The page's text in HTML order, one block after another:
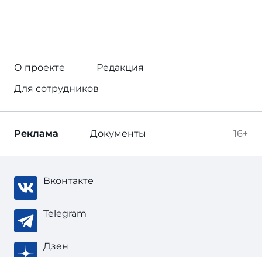
О проекте
Редакция
Для сотрудников
16+
Реклама Документы
Вконтакте
Telegram
Дзен